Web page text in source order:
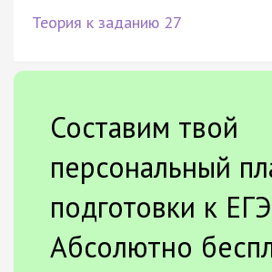
Теория к заданию 27
Составим твой
персональный
подготовки к
Абсолютно